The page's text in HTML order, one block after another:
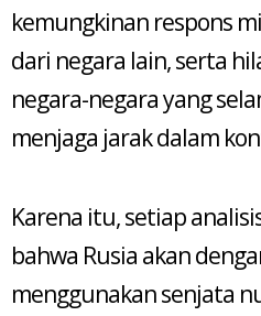
kemungkinan respons
dari negara lain, serta
negara-negara yang
menjaga jarak dalam
Karena itu, setiap
bahwa Rusia akan
menggunakan senjata